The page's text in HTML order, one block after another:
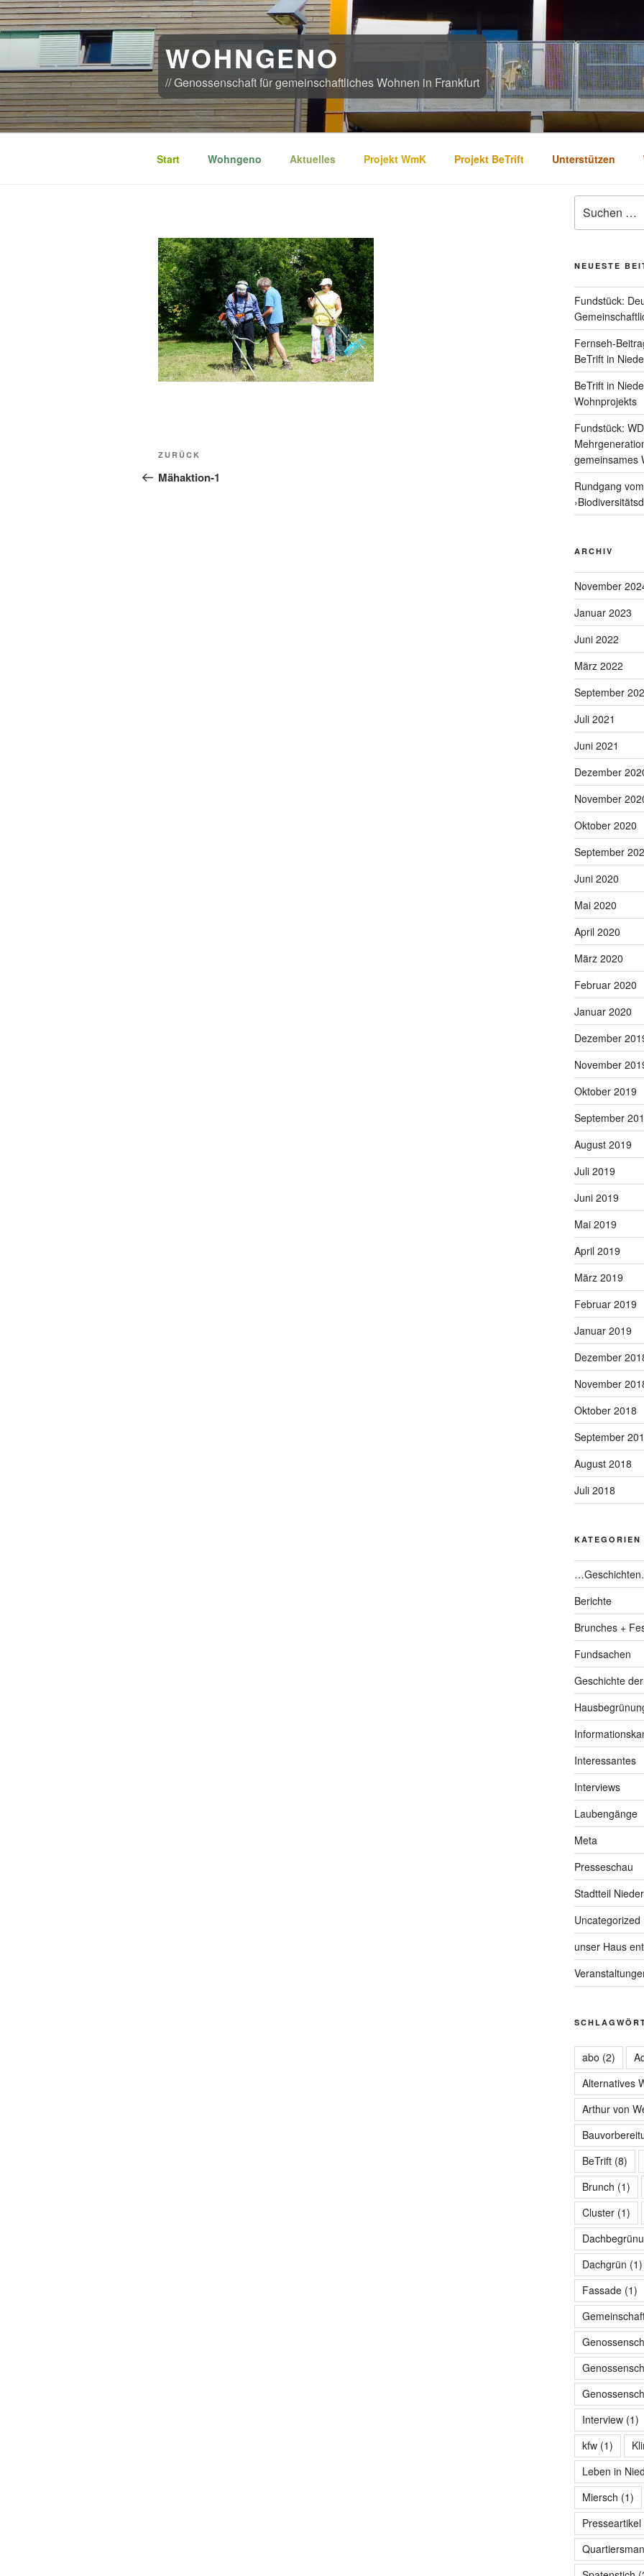
Zum
Inhalt
springen
WOHNGENO
// Genossenschaft für gemeinschaftliches Wohnen in Frankfurt
Start Wohngeno Aktuelles Projekt WmK Projekt BeTrift Unterstützen
Beitragsnavigation
Vorheriger
Beitrag
ZURÜCK
Mähaktion-1
nach:
NEUESTE
Fundstück:
Fernseh-
BeTrift in
BeTrift in
Wohnprojekts
Fundstück:
gemeinsames
Rundgang
ARCHIV
November
Januar 2023
Juni 2022
März 2022
September
Juli 2021
Juni 2021
Dezember
November
Oktober 2020
September
Juni 2020
Mai 2020
April 2020
März 2020
Februar 2020
Januar 2020
Dezember
November
Oktober 2019
September
August 2019
Juli 2019
Juni 2019
Mai 2019
April 2019
März 2019
Februar 2019
Januar 2019
Dezember
November
Oktober 2018
September
August 2018
Juli 2018
KATEGORIEN
Berichte
Brunches +
Fundsachen
Geschichte
Interessantes
Interviews
Laubengänge
Meta
Presseschau
Stadtteil
Uncategorized
unser Haus
abo (2)
Alternatives
Arthur von
BeTrift(8)
Brunch (1)
Cluster(1)
Dachgrün (1)
Fassade(1)
Interview(1)
kfw(1)
Leben in
Miersch (1)
Presseartikel